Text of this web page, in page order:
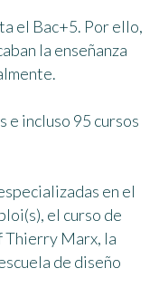
el Bac+5. Por ello,
la enseñanza
e incluso 95 cursos
en el
el curso de
Thierry Marx, la
de diseño